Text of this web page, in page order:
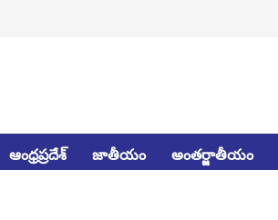
ఆంధ్రప్రదేశ్ జాతీయం అంతర్జాతీయం